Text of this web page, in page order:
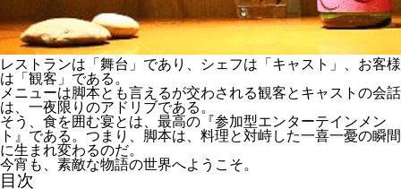
レストランは「舞台」であり、シェフは「キャスト」、お客様
は「観客」である。
メニューは脚本とも言えるが交わされる観客とキャストの会話
は、一夜限りのアドリブである。
そう、食を囲む宴とは、最高の『参加型エンターテインメン
ト』である。つまり、脚本は、料理と対峙した一喜一憂の瞬間
に生まれ変わるのだ。
今宵も、素敵な物語の世界へようこそ。
目次